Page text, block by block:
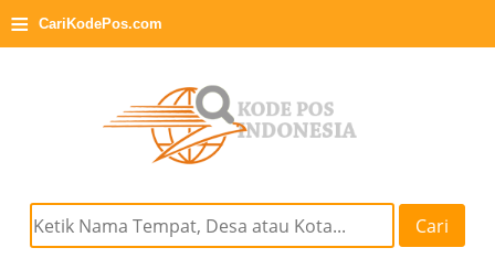
≡ CariKodePos.com
Cari